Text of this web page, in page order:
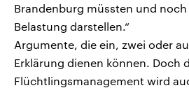
Brandenburg müssten und
Belastung darstellen.“
Argumente, die ein, zwei oder
Erklärung dienen können. Doch
Flüchtlingsmanagement wird